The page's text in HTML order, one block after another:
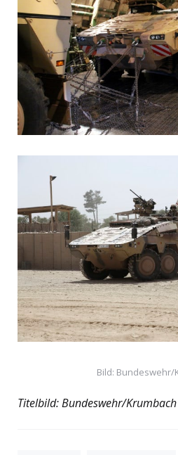
Bild: Bundeswehr/
Titelbild: Bundeswehr/Krumbach